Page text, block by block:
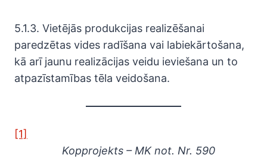
5.1.3. Vietējās produkcijas realizēšanai
paredzētas vides radīšana vai labiekārtošana,
kā arī jaunu realizācijas veidu ieviešana un to
atpazīstamības tēla veidošana.
[1]
Kopprojekts – MK not. Nr. 590